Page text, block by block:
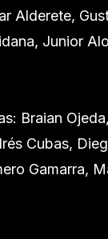
Alderete,
Junior
Braian
Cubas,
Gamarra,